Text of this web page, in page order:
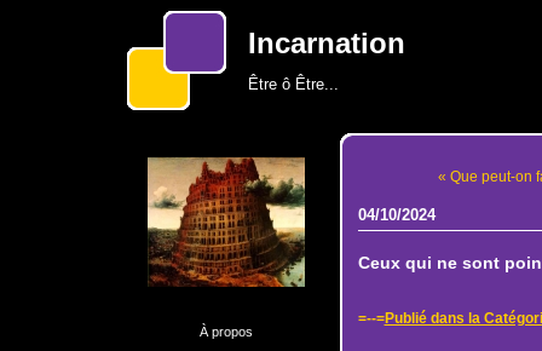
Incarnation
Être ô Être...
À propos
« Que peut-on
04/10/2024
Ceux qui ne sont
=--=Publié dans la